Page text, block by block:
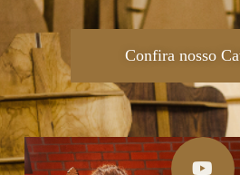
Confira nosso